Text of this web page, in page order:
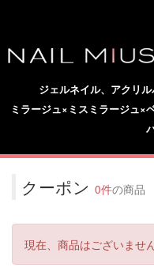
ジェルネイル、アクリ
ミラージュ×ミスミラージュ×
クーポン 0件の商品
現在、商品はございません